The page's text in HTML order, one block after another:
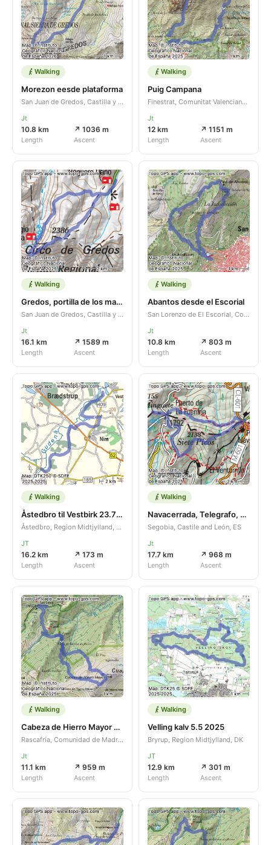
Walking
Morezon eesde plataforma
San Juan de Gredos, Castilla y León, ES
Jt
10.8 km
Length
↗ 1036 m
Ascent
Walking
Puig Campana
Finestrat, Comunitat Valenciana, ES
Jt
12 km
Length
↗ 1151 m
Ascent
Walking
Gredos, portilla de los machos , casquerazo, hermanitos, morezon
San Juan de Gredos, Castilla y León, ES
Jt
16.1 km
Length
↗ 1589 m
Ascent
Walking
Abantos desde el Escorial
San Lorenzo de El Escorial, Comunidad de Madrid, ES
Jt
10.8 km
Length
↗ 803 m
Ascent
Walking
Åstedbro til Vestbirk 23.7 2025
Åstedbro, Region Midtjylland, DK
JT
16.2 km
Length
↗ 173 m
Ascent
Walking
Navacerrada, Telegrafo, Fuenfria, cerro Minguete, camino Smith
Segobia, Castile and León, ES
Jt
17.7 km
Length
↗ 968 m
Ascent
Walking
Cabeza de Hierro Mayor por Tubo Central
Rascafría, Comunidad de Madrid, ES
Jt
11.1 km
Length
↗ 959 m
Ascent
Walking
Velling kalv 5.5 2025
Bryrup, Region Midtjylland, DK
JT
12.9 km
Length
↗ 301 m
Ascent